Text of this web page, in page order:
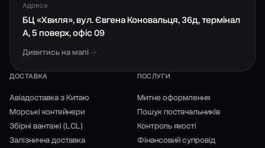
Адреса
БЦ «Хвиля», вул. Євгена Коновальця, 36д, термінал
А, 5 поверх, офіс 09
Дивитись на мапі
ДОСТАВКА
Авіадоставка з Китаю
Морські контейнери
Збірні вантажі (LCL)
Залізнична доставка
ПОСЛУГИ
Митне оформлення
Пошук постачальників
Контроль якості
Фінансовий супровід